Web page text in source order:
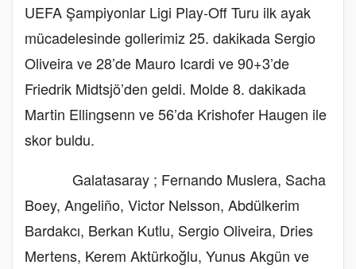
UEFA Şampiyonlar Ligi Play-Off Turu ilk ayak
mücadelesinde gollerimiz 25. dakikada Sergio
Oliveira ve 28’de Mauro Icardi ve 90+3’de
Friedrik Midtsjö’den geldi. Molde 8. dakikada
Martin Ellingsenn ve 56’da Krishofer Haugen ile
skor buldu.
Galatasaray ; Fernando Muslera, Sacha
Boey, Angeliño, Victor Nelsson, Abdülkerim
Bardakcı, Berkan Kutlu, Sergio Oliveira, Dries
Mertens, Kerem Aktürkoğlu, Yunus Akgün ve